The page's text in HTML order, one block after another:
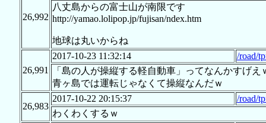
26,992
八丈島からの富士山が南限です
http://yamao.lolipop.jp/fujisan/ndex.htm
地球は丸いからね
26,991
2017-10-23 11:32:14
/road/
「島の人が操縦する軽自動車」ってなんかすげえ
青ヶ島では運転じゃなくて操縦なんだｗ
26,983
2017-10-22 20:15:37
/road/
わくわくするｗ